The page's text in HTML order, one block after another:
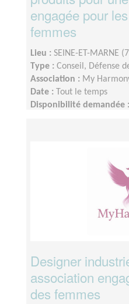
engagée pour
femmes
Lieu : SEINE-ET-MARNE
Type : Conseil, Défense
Association : My
Date :
Tout le temps
Disponibilité demandée :
Designer
association
des femmes